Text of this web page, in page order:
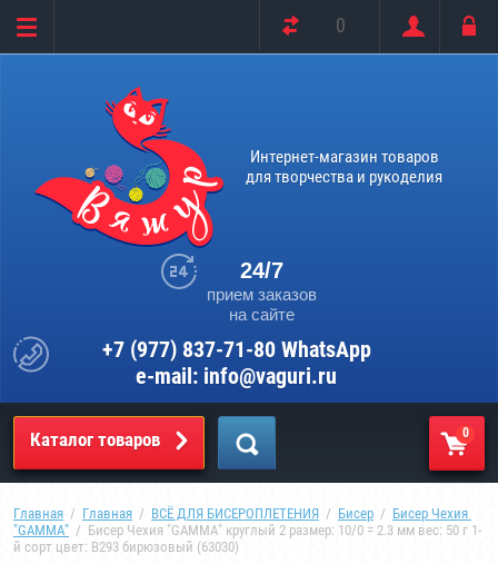
0
Интернет-магазин товаров
для творчества и рукоделия
24/7
прием заказов
на сайте
+7 (977) 837-71-80 WhatsApp
e-mail: info@vaguri.ru
Каталог товаров 0
Главная
  /
Главная
  /
ВСЁ ДЛЯ БИСЕРОПЛЕТЕНИЯ
  /
Бисер
  /
Бисер Чехия
"GAMMA"
  /  Бисер Чехия "GAMMA" круглый 2 размер: 10/0 = 2.3 мм вес: 50 г 1-
й сорт цвет: B293 бирюзовый (63030)